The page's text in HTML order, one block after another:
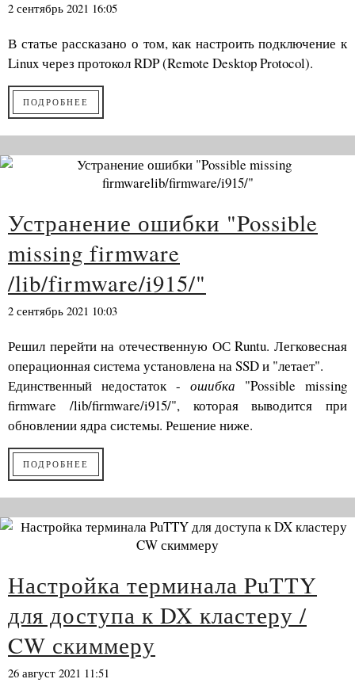
2 сентябрь 2021 16:05
В статье рассказано о том, как настроить подключение к
Linux через протокол RDP (Remote Desktop Protocol).
ПОДРОБНЕЕ
Устранение ошибки "Possible
missing firmware
/lib/firmware/i915/"
2 сентябрь 2021 10:03
Решил перейти на отечественную ОС Runtu. Легковесная
операционная система установлена на SSD и "летает".
Единственный недостаток - ошибка "Possible missing
firmware /lib/firmware/i915/", которая выводится при
обновлении ядра системы. Решение ниже.
ПОДРОБНЕЕ
Настройка терминала PuTTY
для доступа к DX кластеру /
CW скиммеру
26 август 2021 11:51